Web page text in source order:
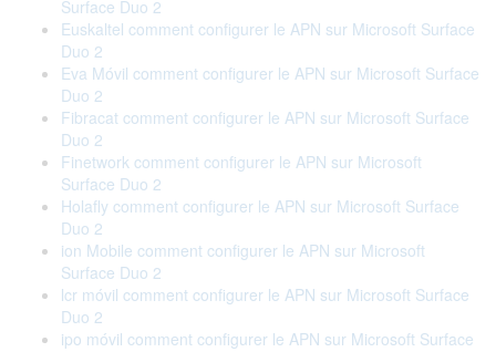
Surface Duo 2
Euskaltel comment configurer le APN sur Microsoft Surface
Duo 2
Eva Móvil comment configurer le APN sur Microsoft Surface
Duo 2
Fibracat comment configurer le APN sur Microsoft Surface
Duo 2
Finetwork comment configurer le APN sur Microsoft
Surface Duo 2
Holafly comment configurer le APN sur Microsoft Surface
Duo 2
ion Mobile comment configurer le APN sur Microsoft
Surface Duo 2
lcr móvil comment configurer le APN sur Microsoft Surface
Duo 2
ipo móvil comment configurer le APN sur Microsoft Surface